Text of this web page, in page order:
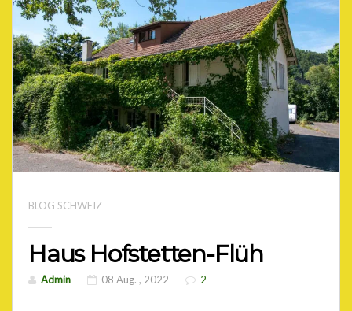
BLOG SCHWEIZ
Haus Hofstetten-Flüh
Admin 08 Aug. , 2022 2